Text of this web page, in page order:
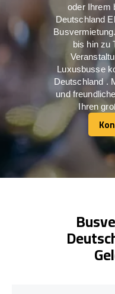
oder Ihrem
Deutschland
bis hin zu
Luxusbusse
Deutschland .
und
Ihren